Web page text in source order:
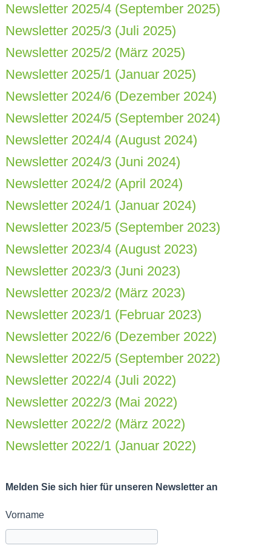
Newsletter 2025/4 (September 2025)
Newsletter 2025/3 (Juli 2025)
Newsletter 2025/2 (März 2025)
Newsletter 2025/1 (Januar 2025)
Newsletter 2024/6 (Dezember 2024)
Newsletter 2024/5 (September 2024)
Newsletter 2024/4 (August 2024)
Newsletter 2024/3 (Juni 2024)
Newsletter 2024/2 (April 2024)
Newsletter 2024/1 (Januar 2024)
Newsletter 2023/5 (September 2023)
Newsletter 2023/4 (August 2023)
Newsletter 2023/3 (Juni 2023)
Newsletter 2023/2 (März 2023)
Newsletter 2023/1 (Februar 2023)
Newsletter 2022/6 (Dezember 2022)
Newsletter 2022/5 (September 2022)
Newsletter 2022/4 (Juli 2022)
Newsletter 2022/3 (Mai 2022)
Newsletter 2022/2 (März 2022)
Newsletter 2022/1 (Januar 2022)
Melden Sie sich hier für unseren Newsletter an
Vorname